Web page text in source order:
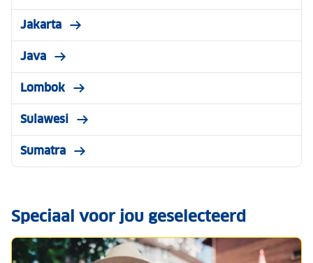
Jakarta
Java
Lombok
Sulawesi
Sumatra
Speciaal voor jou geselecteerd